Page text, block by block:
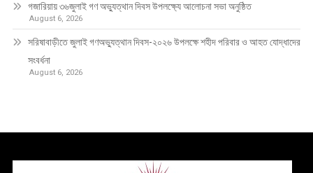
গজারিয়ায় ৩৬জুলাই গণ অভ্যুত্থান দিবস উপলক্ষ্যে আলোচনা সভা অনুষ্ঠিত
August 6, 2026
সরিষাবাড়ীতে জুলাই গণঅভ্যুত্থান দিবস-২০২৬ উপলক্ষে শহীদ পরিবার ও আহত যোদ্ধাদের
সংবর্ধনা
August 6, 2026